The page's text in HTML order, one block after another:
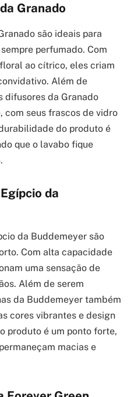
Granado
são ideais para
perfumado. Com
ao cítrico, eles criam
Além de
difusores da Granado
com seus frascos de vidro
do produto é
que o lavabo fique
da
da Buddemeyer são
Com alta capacidade
uma sensação de
Além de serem
da Buddemeyer também
cores vibrantes e design
produto é um ponto forte,
macias e